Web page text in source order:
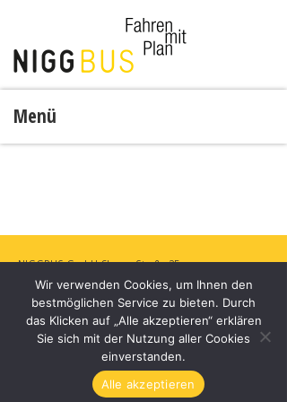
Menü
NIGGBUS GmbHChurer Straße 35,
6830 Rankweil, Österreich
+43 5522 44281
office@niggbus.at
Wir verwenden Cookies, um Ihnen den
bestmöglichen Service zu bieten. Durch
das Klicken auf „Alle akzeptieren“ erklären
Sie sich mit der Nutzung aller Cookies
einverstanden.
Alle akzeptieren